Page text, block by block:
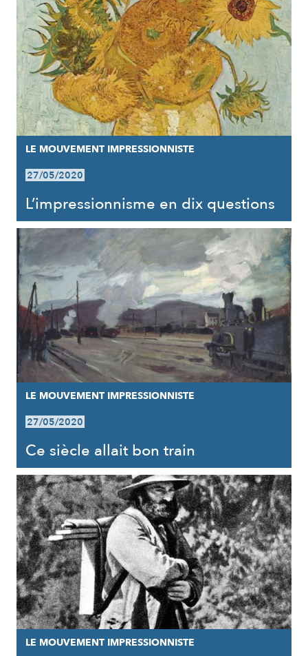
LE MOUVEMENT IMPRESSIONNISTE
27/05/2020
L’impressionnisme en dix questions
LE MOUVEMENT IMPRESSIONNISTE
27/05/2020
Ce siècle allait bon train
LE MOUVEMENT IMPRESSIONNISTE